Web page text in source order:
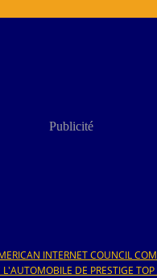
Publicité
INTERNET COUNCIL
L'AUTOMOBILE DE PRESTIGE